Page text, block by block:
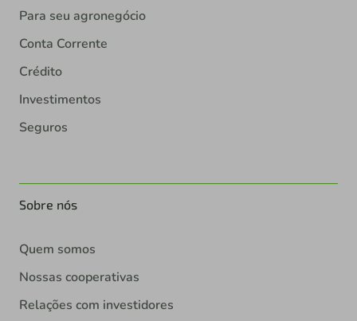
Para seu agronegócio
Conta Corrente
Crédito
Investimentos
Seguros
Sobre nós
Quem somos
Nossas cooperativas
Relações com investidores